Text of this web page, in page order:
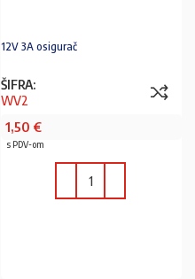
12V 3A osigurač
ŠIFRA:
WV2
1,50 €
s PDV-om